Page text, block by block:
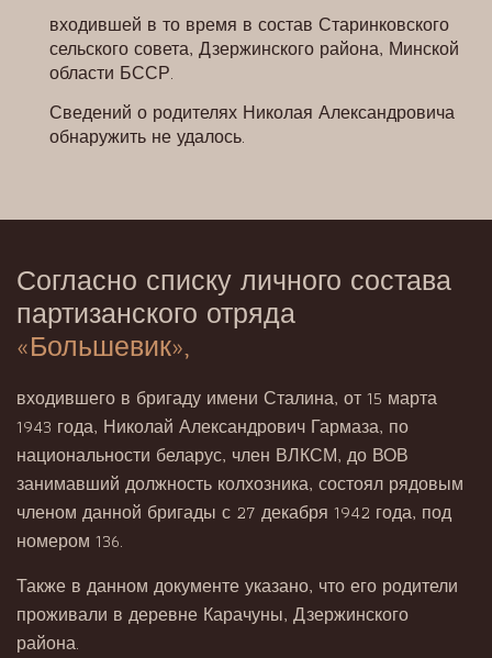
входившей в то время в состав Старинковского
сельского совета, Дзержинского района, Минской
области БССР.
Сведений о родителях Николая Александровича
обнаружить не удалось.
Согласно списку личного состава
партизанского отряда
«Большевик»,
входившего в бригаду имени Сталина, от 15 марта
1943 года, Николай Александрович Гармаза, по
национальности беларус, член ВЛКСМ, до ВОВ
занимавший должность колхозника, состоял рядовым
членом данной бригады с 27 декабря 1942 года, под
номером 136.
Также в данном документе указано, что его родители
проживали в деревне Карачуны, Дзержинского
района.